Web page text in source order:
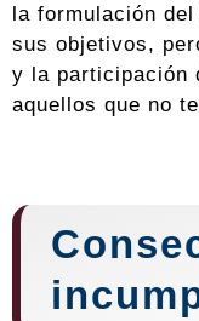
la formulación
sus objetivos,
y la participación
aquellos que no